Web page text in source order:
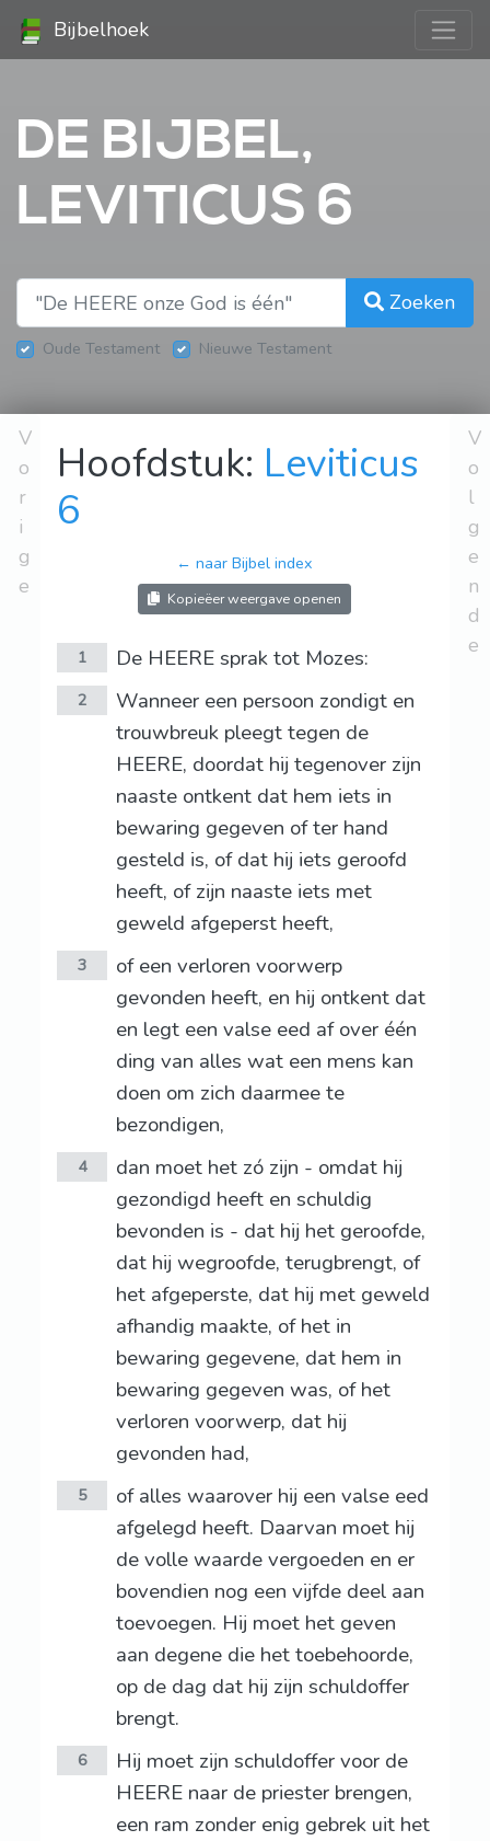
Bijbelhoek
DE BIJBEL,
LEVITICUS 6
Zoeken
Oude Testament Nieuwe Testament
V
o
r
i
g
e
Hoofdstuk: Leviticus
6
← naar Bijbel index
Kopieëer weergave openen
1 De HEERE sprak tot Mozes:
2
Wanneer een persoon zondigt en
trouwbreuk pleegt tegen de
HEERE, doordat hij tegenover zijn
naaste ontkent dat hem iets in
bewaring gegeven of ter hand
gesteld is, of dat hij iets geroofd
heeft, of zijn naaste iets met
geweld afgeperst heeft,
3
of een verloren voorwerp
gevonden heeft, en hij ontkent dat
en legt een valse eed af over één
ding van alles wat een mens kan
doen om zich daarmee te
bezondigen,
4
dan moet het zó zijn - omdat hij
gezondigd heeft en schuldig
bevonden is - dat hij het geroofde,
dat hij wegroofde, terugbrengt, of
het afgeperste, dat hij met geweld
afhandig maakte, of het in
bewaring gegevene, dat hem in
bewaring gegeven was, of het
verloren voorwerp, dat hij
gevonden had,
5
of alles waarover hij een valse eed
afgelegd heeft. Daarvan moet hij
de volle waarde vergoeden en er
bovendien nog een vijfde deel aan
toevoegen. Hij moet het geven
aan degene die het toebehoorde,
op de dag dat hij zijn schuldoffer
brengt.
6
Hij moet zijn schuldoffer voor de
HEERE naar de priester brengen,
een ram zonder enig gebrek uit het
V
o
l
g
e
n
d
e